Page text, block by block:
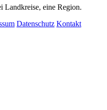
eine Region.
Datenschutz Kontakt